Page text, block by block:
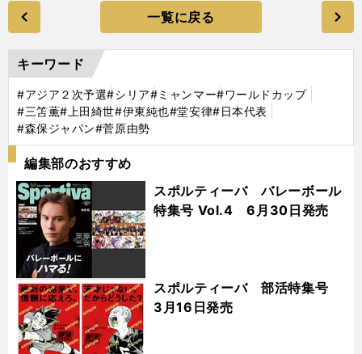
一覧に戻る
キーワード
#アジア２次予選#シリア#ミャンマー#ワールドカップ
#三笘薫#上田綺世#伊東純也#堂安律#日本代表
#森保ジャパン#菅原由勢
編集部のおすすめ
スポルティーバ バレーボール
特集号 Vol.4 6月30日発売
スポルティーバ 部活特集号
3月16日発売